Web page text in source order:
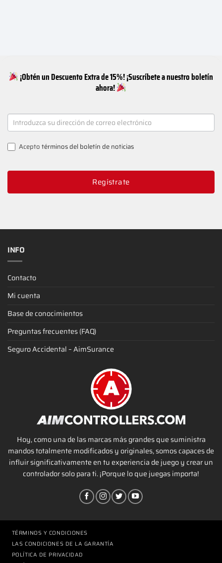
¡Obtén un Descuento Extra de 15%! ¡Suscríbete a nuestro boletín
ahora!
NEWSLETTER
SIGNUP
Aceptotérminos del boletín de noticias
Regístrate
INFO
Contacto
Mi cuenta
Base de conocimientos
Preguntas frecuentes (FAQ)
Seguro Accidental – AimSurance
Hoy, como una de las marcas más grandes que suministra
mandos totalmente modificados y originales, somos capaces de
influir significativamente en tu experiencia de juego y crear un
controlador solo para ti. ¡Porque lo que juegas importa!
TÉRMINOS Y CONDICIONES
LAS CONDICIONES DE LA GARANTÍA
POLÍTICA DE PRIVACIDAD